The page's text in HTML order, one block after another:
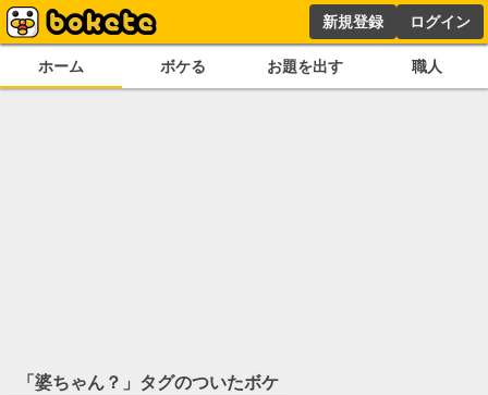
新規登録 ログイン
ホーム ボケる お題を出す 職人
「婆ちゃん？ 」タグのついたボケ